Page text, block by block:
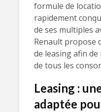
formule de
rapidement
de ses multiples
Renault propose
de leasing afin
de tous les
Leasing :
adaptée